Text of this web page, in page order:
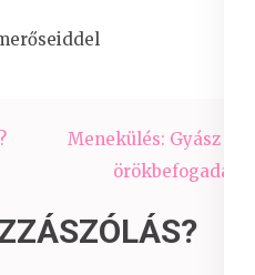
Menekülés: Gyász és
örökbefogadás!